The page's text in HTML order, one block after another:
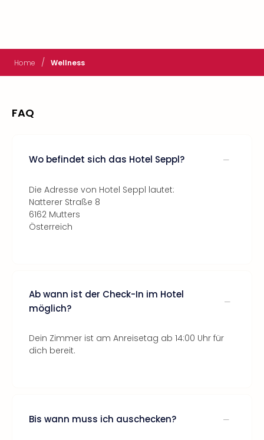
Home / Wellness
FAQ
Wo befindet sich das Hotel Seppl?
Die Adresse von Hotel Seppl lautet:
Natterer Straße 8
6162 Mutters
Österreich
Ab wann ist der Check-In im Hotel
möglich?
Dein Zimmer ist am Anreisetag ab 14:00 Uhr für
dich bereit.
Bis wann muss ich auschecken?